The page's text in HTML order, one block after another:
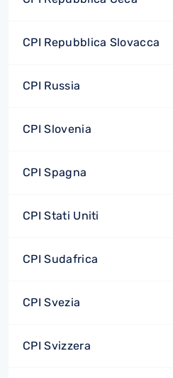
CPI Repubblica Slovacca
CPI Russia
CPI Slovenia
CPI Spagna
CPI Stati Uniti
CPI Sudafrica
CPI Svezia
CPI Svizzera